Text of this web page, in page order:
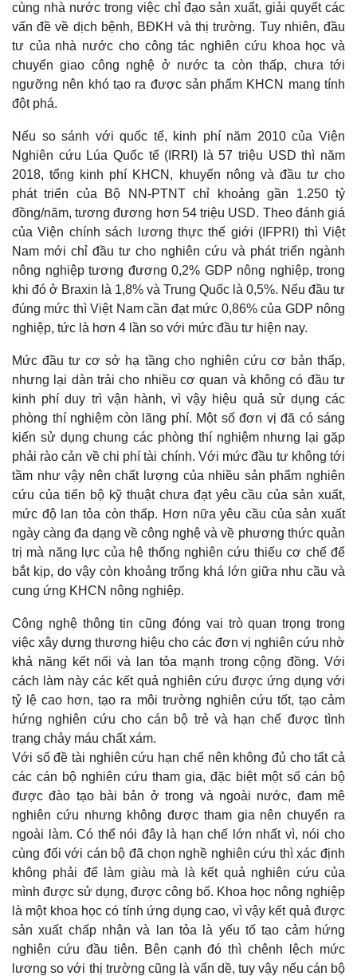
cùng nhà nước trong việc chỉ đạo sản xuất, giải quyết các
vấn đề về dịch bệnh, BĐKH và thị trường. Tuy nhiên, đầu
tư của nhà nước cho công tác nghiên cứu khoa học và
chuyển giao công nghệ ở nước ta còn thấp, chưa tới
ngưỡng nên khó tạo ra được sản phẩm KHCN mang tính
đột phá.
Nếu so sánh với quốc tế, kinh phí năm 2010 của Viện
Nghiên cứu Lúa Quốc tế (IRRI) là 57 triệu USD thì năm
2018, tổng kinh phí KHCN, khuyến nông và đầu tư cho
phát triển của Bộ NN-PTNT chỉ khoảng gần 1.250 tỷ
đồng/năm, tương đương hơn 54 triệu USD. Theo đánh giá
của Viện chính sách lương thực thế giới (IFPRI) thì Việt
Nam mới chỉ đầu tư cho nghiên cứu và phát triển ngành
nông nghiệp tương đương 0,2% GDP nông nghiệp, trong
khi đó ở Braxin là 1,8% và Trung Quốc là 0,5%. Nếu đầu tư
đúng mức thì Việt Nam cần đạt mức 0,86% của GDP nông
nghiệp, tức là hơn 4 lần so với mức đầu tư hiện nay.
Mức đầu tư cơ sở hạ tầng cho nghiên cứu cơ bản thấp,
nhưng lại dàn trải cho nhiều cơ quan và không có đầu tư
kinh phí duy trì vận hành, vì vậy hiệu quả sử dụng các
phòng thí nghiệm còn lãng phí. Một số đơn vị đã có sáng
kiến sử dụng chung các phòng thí nghiệm nhưng lại gặp
phải rào cản về chi phí tài chính. Với mức đầu tư không tới
tầm như vậy nên chất lượng của nhiều sản phẩm nghiên
cứu của tiến bộ kỹ thuật chưa đạt yêu cầu của sản xuất,
mức độ lan tỏa còn thấp. Hơn nữa yêu cầu của sản xuất
ngày càng đa dạng về công nghệ và về phương thức quản
trị mà năng lực của hệ thống nghiên cứu thiếu cơ chế để
bắt kịp, do vậy còn khoảng trống khá lớn giữa nhu cầu và
cung ứng KHCN nông nghiệp.
Công nghệ thông tin cũng đóng vai trò quan trọng trong
việc xây dựng thương hiệu cho các đơn vị nghiên cứu nhờ
khả năng kết nối và lan tỏa mạnh trong cộng đồng. Với
cách làm này các kết quả nghiên cứu được ứng dụng với
tỷ lệ cao hơn, tạo ra môi trường nghiên cứu tốt, tạo cảm
hứng nghiên cứu cho cán bộ trẻ và hạn chế được tình
trạng chảy máu chất xám.
Với số đề tài nghiên cứu hạn chế nên không đủ cho tất cả
các cán bộ nghiên cứu tham gia, đặc biệt một số cán bộ
được đào tạo bài bản ở trong và ngoài nước, đam mê
nghiên cứu nhưng không được tham gia nên chuyển ra
ngoài làm. Có thể nói đây là hạn chế lớn nhất vì, nói cho
cùng đối với cán bộ đã chọn nghề nghiên cứu thì xác định
không phải để làm giàu mà là kết quả nghiên cứu của
mình được sử dụng, được công bố. Khoa học nông nghiệp
là một khoa học có tính ứng dụng cao, vì vậy kết quả được
sản xuất chấp nhận và lan tỏa là yếu tố tạo cảm hứng
nghiên cứu đầu tiên. Bên cạnh đó thì chênh lệch mức
lương so với thị trường cũng là vấn dề, tuy vậy nếu cán bộ